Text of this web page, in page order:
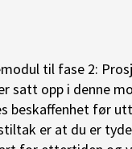
til fase 2:
satt opp i denne
beskaffenhet før
er at du er